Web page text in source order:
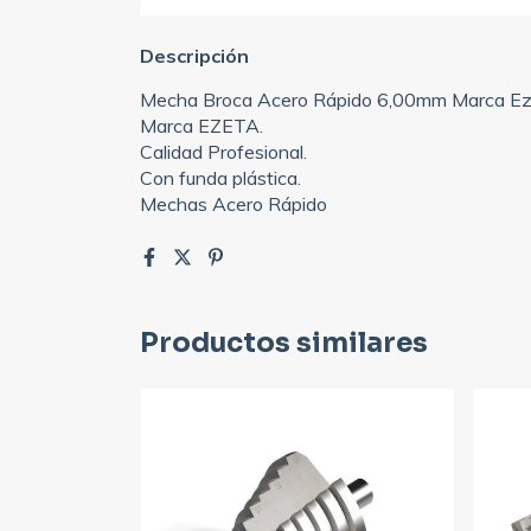
Descripción
Mecha Broca Acero Rápido 6,00mm Marca
Marca EZETA.
Calidad Profesional.
Con funda plástica.
Mechas Acero Rápido
Productos similares